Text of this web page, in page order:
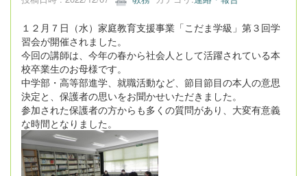
１２月７日（水）家庭教育支援事業「こだま学級」第３回学
習会が開催されました。
今回の講師は、今年の春から社会人として活躍されている本
校卒業生のお母様です。
中学部・高等部進学、就職活動など、節目節目の本人の意思
決定と、保護者の思いをお聞かせいただきました。
参加された保護者の方からも多くの質問があり、大変有意義
な時間となりました。